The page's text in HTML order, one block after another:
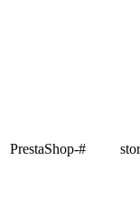
PrestaShop-#